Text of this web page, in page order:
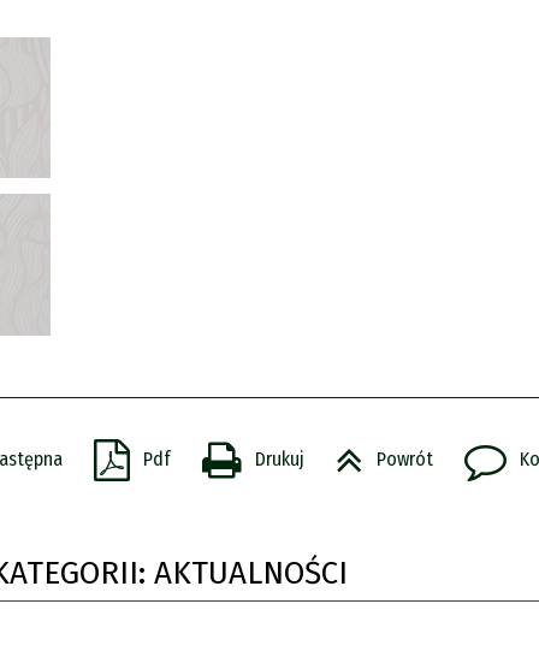
Pdf Drukuj Powrót
AKTUALNOŚCI